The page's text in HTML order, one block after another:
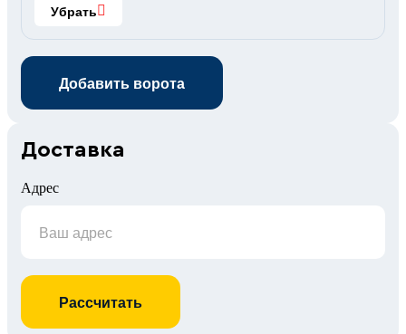
Убрать
Добавить ворота
Доставка
Адрес
Рассчитать